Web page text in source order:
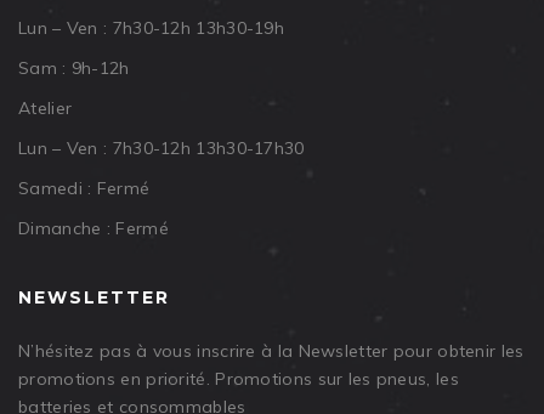
Lun – Ven : 7h30-12h 13h30-19h
Sam : 9h-12h
Atelier
Lun – Ven : 7h30-12h 13h30-17h30
Samedi : Fermé
Dimanche : Fermé
NEWSLETTER
N’hésitez pas à vous inscrire à la Newsletter pour obtenir les
promotions en priorité. Promotions sur les pneus, les
batteries et consommables